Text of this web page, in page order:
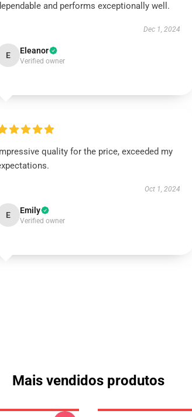
and performs exceptionally well.
Dec 1, 2024
E Eleanor
Verified owner
quality for the price, exceeded my
Oct 1, 2024
E Emily
Verified owner
Mais vendidos produtos